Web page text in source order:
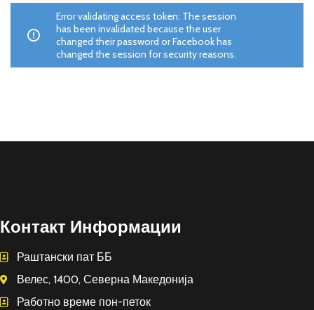
Error validating access token: The session
has been invalidated because the user
changed their password or Facebook has
changed the session for security reasons.
Контакт Информации
Раштански пат ББ
Велес, 1400, Северна Македонија
Работно време пон-петок